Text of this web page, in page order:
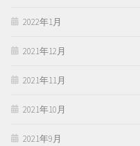
2022年1月
2021年12月
2021年11月
2021年10月
2021年9月